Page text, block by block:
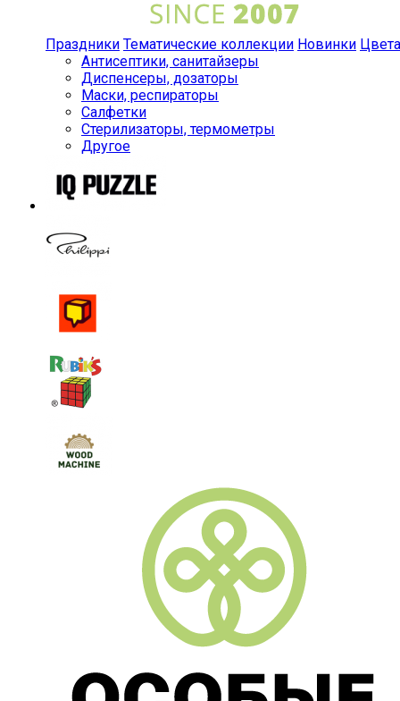
Праздники Тематические коллекции Новинки Цвета
Антисептики, санитайзеры
Диспенсеры, дозаторы
Маски, респираторы
Салфетки
Стерилизаторы, термометры
Другое